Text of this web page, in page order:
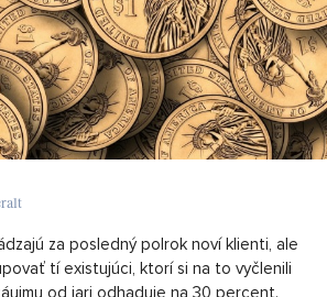
za posledný polrok noví klienti, ale
tí existujúci, ktorí si na to vyčlenili
od jari odhaduje na 30 percent.